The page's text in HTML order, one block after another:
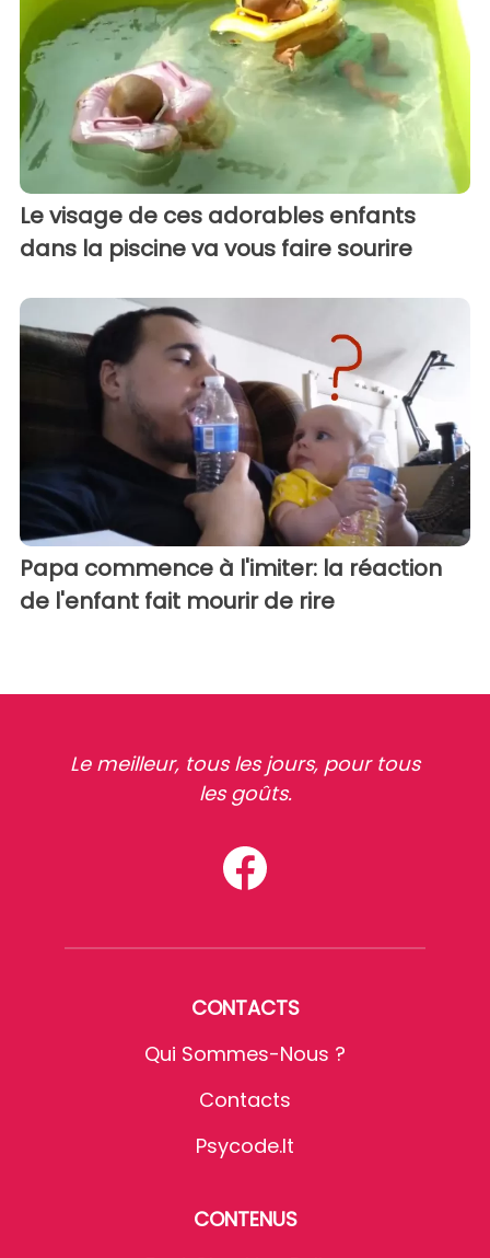
Le visage de ces adorables enfants
dans la piscine va vous faire sourire
Papa commence à l'imiter: la réaction
de l'enfant fait mourir de rire
Le meilleur, tous les jours, pour tous
les goûts.
CONTACTS
Qui Sommes-Nous ?
Contacts
Psycode.it
CONTENUS